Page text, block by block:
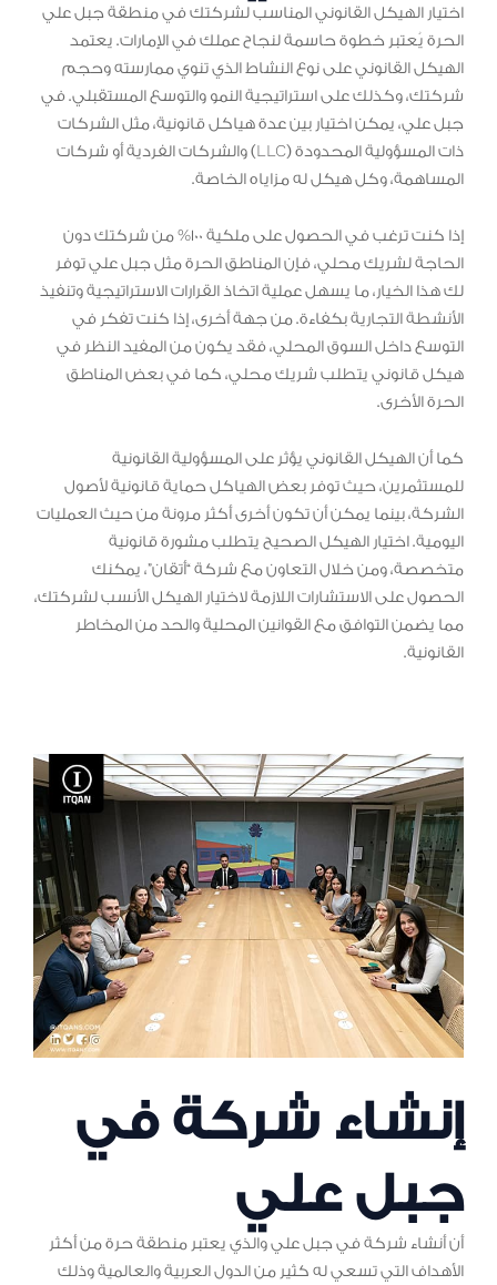
اختيار الهيكل القانوني المناسب لشركتك في منطقة جبل علي
الحرة يُعتبر خطوة حاسمة لنجاح عملك في الإمارات. يعتمد
الهيكل القانوني على نوع النشاط الذي تنوي ممارسته وحجم
شركتك، وكذلك على استراتيجية النمو والتوسع المستقبلي. في
جبل علي، يمكن اختيار بين عدة هياكل قانونية، مثل الشركات
ذات المسؤولية المحدودة (LLC) والشركات الفردية أو شركات
المساهمة، وكل هيكل له مزاياه الخاصة.
إذا كنت ترغب في الحصول على ملكية 100% من شركتك دون
الحاجة لشريك محلي، فإن المناطق الحرة مثل جبل علي توفر
لك هذا الخيار، ما يسهل عملية اتخاذ القرارات الاستراتيجية وتنفيذ
الأنشطة التجارية بكفاءة. من جهة أخرى، إذا كنت تفكر في
التوسع داخل السوق المحلي، فقد يكون من المفيد النظر في
هيكل قانوني يتطلب شريك محلي، كما في بعض المناطق
الحرة الأخرى.
كما أن الهيكل القانوني يؤثر على المسؤولية القانونية
للمستثمرين، حيث توفر بعض الهياكل حماية قانونية لأصول
الشركة، بينما يمكن أن تكون أخرى أكثر مرونة من حيث العمليات
اليومية. اختيار الهيكل الصحيح يتطلب مشورة قانونية
متخصصة، ومن خلال التعاون مع شركة “أتقان”، يمكنك
الحصول على الاستشارات اللازمة لاختيار الهيكل الأنسب لشركتك،
مما يضمن التوافق مع القوانين المحلية والحد من المخاطر
القانونية.
إنشاء شركة في
جبل علي
أن أنشاء شركة في جبل علي والذي يعتبر منطقة حرة من أكثر
الأهداف التي تسعي له كثير من الدول العربية والعالمية وذلك